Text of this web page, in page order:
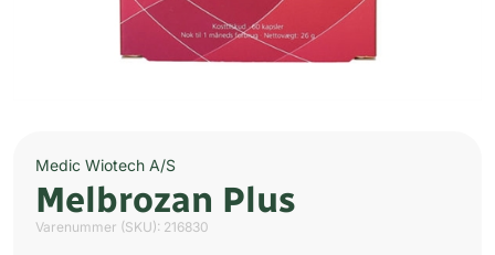
Medic Wiotech A/S
Melbrozan Plus
Varenummer (SKU): 216830